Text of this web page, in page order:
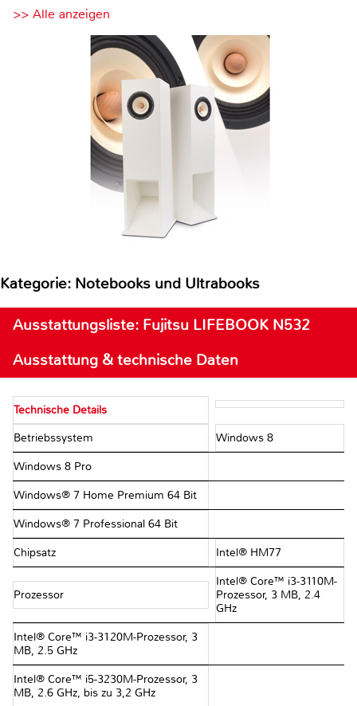
>> Alle anzeigen
Kategorie: Notebooks und Ultrabooks
Ausstattungsliste: Fujitsu LIFEBOOK N532
Ausstattung & technische Daten
Technische Details
Betriebssystem Windows 8
Windows 8 Pro
Windows® 7 Home Premium 64 Bit
Windows® 7 Professional 64 Bit
Chipsatz Intel® HM77
Prozessor
Intel® Core™ i3-3110M-
Prozessor, 3 MB, 2.4
GHz
Intel® Core™ i3-3120M-Prozessor, 3
MB, 2.5 GHz
Intel® Core™ i5-3230M-Prozessor, 3
MB, 2.6 GHz, bis zu 3,2 GHz